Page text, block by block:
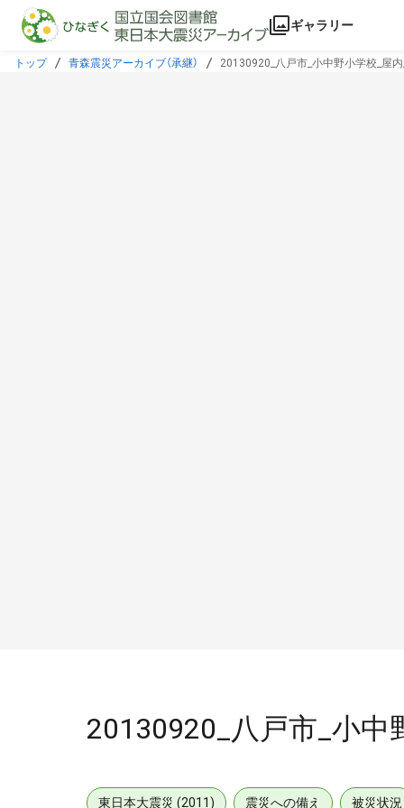
本文に飛ぶ
ギャラリー
トップ 青森震災アーカイブ（承継） 20130920_八戸市_小中野小学校_屋内
20130920_八戸市_小中
東日本大震災 (2011) 震災への備え 被災状況